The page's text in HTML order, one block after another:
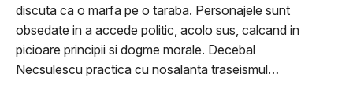
discuta ca o marfa pe o taraba. Personajele sunt
obsedate in a accede politic, acolo sus, calcand in
picioare principii si dogme morale. Decebal
Necsulescu practica cu nosalanta traseismul…